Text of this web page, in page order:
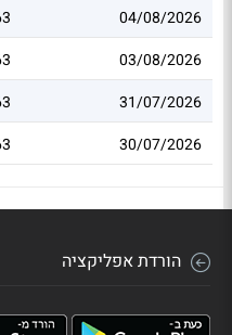
04/08/2026
03/08/2026
31/07/2026
30/07/2026
הורדת אפליקציה